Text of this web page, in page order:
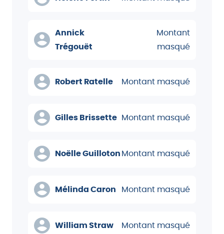
Annick
Trégouët
Montant
masqué
Robert Ratelle Montant masqué
Gilles Brissette Montant masqué
Noëlle Guilloton Montant masqué
Mélinda Caron Montant masqué
William Straw Montant masqué